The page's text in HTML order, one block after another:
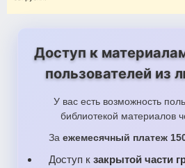
Доступ к
пользователей из
У вас есть возможность
библиотекой материалов
За ежемесячный платеж
Доступ к закрытой части